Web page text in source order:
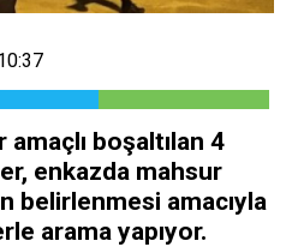
boşaltılan 4
enkazda mahsur
belirlenmesi amacıyla
arama yapıyor.